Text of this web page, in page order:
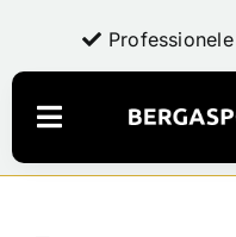
inhoud
Navigatie
Toggelen
Exclusieve,